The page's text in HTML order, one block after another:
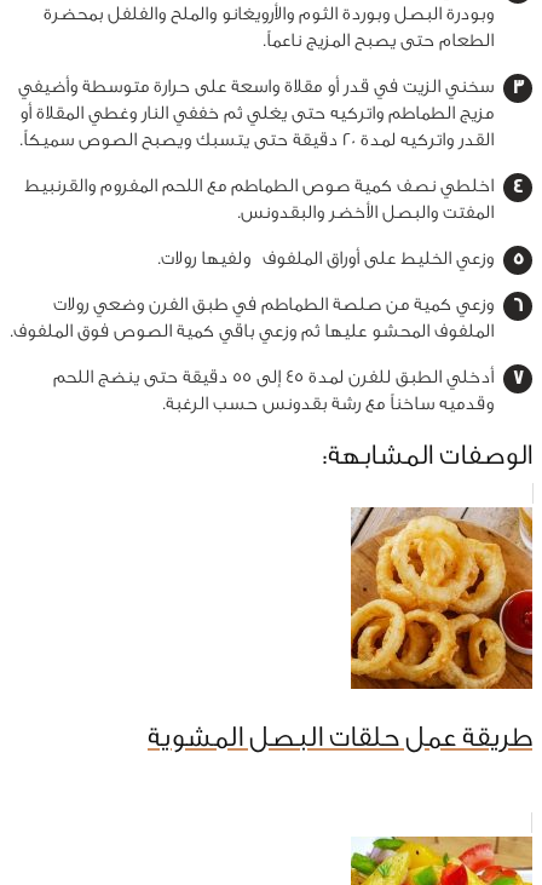
وبودرة البصل وبوردة الثوم والأرويغانو والملح والفلفل بمحضرة
الطعام حتى يصبح المزيج ناعماً.
سخني الزيت في قدر أو مقلاة واسعة على حرارة متوسطة وأضيفي
مزيج الطماطم واتركيه حتى يغلي ثم خففي النار وغطي المقلاة أو
القدر واتركيه لمدة 20 دقيقة حتى يتسبك ويصبح الصوص سميكاً.
اخلطي نصف كمية صوص الطماطم مع اللحم المفروم والقرنبيط
المفتت والبصل الأخضر والبقدونس.
وزعي الخليط على أوراق الملفوف ولفيها رولات.
وزعي كمية من صلصة الطماطم في طبق الفرن وضعي رولات
الملفوف المحشو عليها ثم وزعي باقي كمية الصوص فوق الملفوف.
أدخلي الطبق للفرن لمدة 45 إلى 55 دقيقة حتى ينضج اللحم
وقدميه ساخناً مع رشة بقدونس حسب الرغبة.
الوصفات المشابهة:
طريقة عمل حلقات البصل المشوية